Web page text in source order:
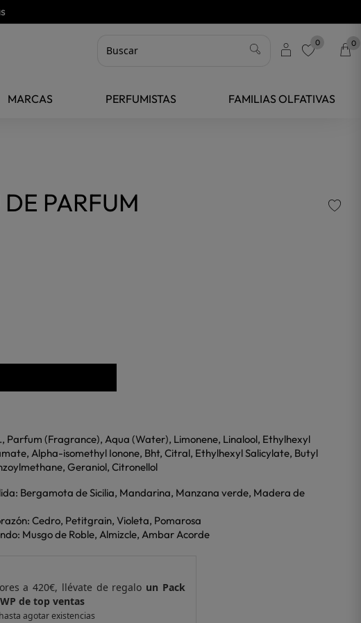
0 0
MARCAS PERFUMISTAS FAMILIAS OLFATIVAS
PARFUM
Parfum (Fragrance), Aqua (Water), Limonene, Linalool, Ethylhexyl
Alpha-isomethyl Ionone, Bht, Citral, Ethylhexyl Salicylate, Butyl
Geraniol, Citronellol
Bergamota de Sicilia, Mandarina, Manzana verde, Madera de
Cedro, Petitgrain, Violeta, Pomarosa
Musgo de Roble, Almizcle, Ambar Acorde
a 420€, llévate de regalo un Pack
de top ventas
agotar existencias